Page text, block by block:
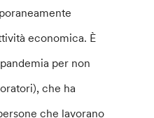
economica. È
per non
che ha
che lavorano